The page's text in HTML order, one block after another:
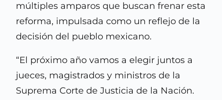
múltiples amparos que buscan frenar esta
reforma, impulsada como un reflejo de la
decisión del pueblo mexicano.
“El próximo año vamos a elegir juntos a
jueces, magistrados y ministros de la
Suprema Corte de Justicia de la Nación.